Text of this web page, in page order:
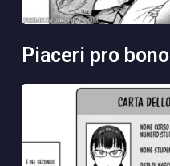
piaceri pro bono